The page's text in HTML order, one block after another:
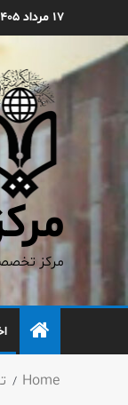
۱۷ مرداد ۱۴۰۵
مرکز
Home